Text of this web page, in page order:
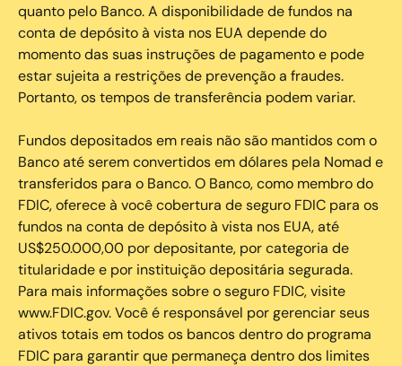
quanto pelo Banco. A disponibilidade de fundos na
conta de depósito à vista nos EUA depende do
momento das suas instruções de pagamento e pode
estar sujeita a restrições de prevenção a fraudes.
Portanto, os tempos de transferência podem variar.
Fundos depositados em reais não são mantidos com o
Banco até serem convertidos em dólares pela Nomad e
transferidos para o Banco. O Banco, como membro do
FDIC, oferece à você cobertura de seguro FDIC para os
fundos na conta de depósito à vista nos EUA, até
US$250.000,00 por depositante, por categoria de
titularidade e por instituição depositária segurada.
Para mais informações sobre o seguro FDIC, visite
www.FDIC.gov. Você é responsável por gerenciar seus
ativos totais em todos os bancos dentro do programa
FDIC para garantir que permaneça dentro dos limites